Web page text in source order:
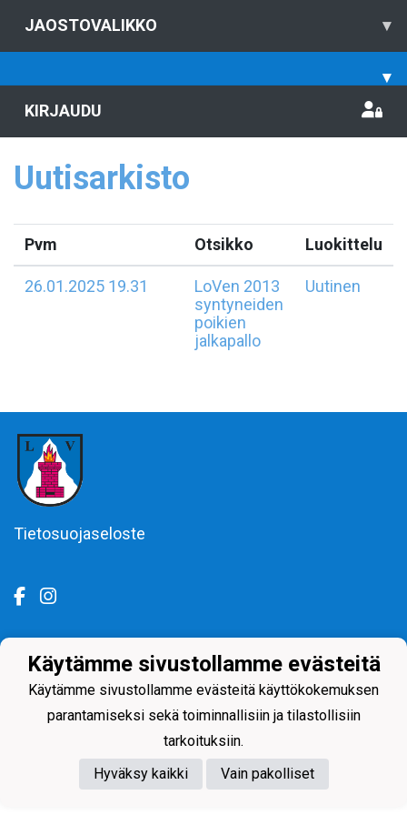
JAOSTOVALIKKO ▾
▾
KIRJAUDU
Uutisarkisto
Pvm Otsikko Luokittelu
26.01.2025 19.31
LoVen 2013
syntyneiden
poikien
jalkapallo
Uutinen
Tietosuojaseloste
Powered by
Käytämme sivustollamme evästeitä
Käytämme sivustollamme evästeitä käyttökokemuksen
parantamiseksi sekä toiminnallisiin ja tilastollisiin
tarkoituksiin.
Hyväksy kaikki
Vain pakolliset